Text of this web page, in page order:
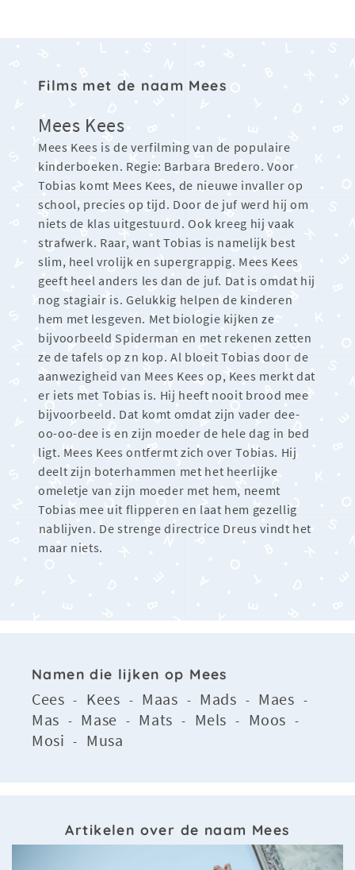
Films met de naam Mees
Mees Kees
Mees Kees is de verfilming van de populaire
kinderboeken. Regie: Barbara Bredero. Voor
Tobias komt Mees Kees, de nieuwe invaller op
school, precies op tijd. Door de juf werd hij om
niets de klas uitgestuurd. Ook kreeg hij vaak
strafwerk. Raar, want Tobias is namelijk best
slim, heel vrolijk en supergrappig. Mees Kees
geeft heel anders les dan de juf. Dat is omdat hij
nog stagiair is. Gelukkig helpen de kinderen
hem met lesgeven. Met biologie kijken ze
bijvoorbeeld Spiderman en met rekenen zetten
ze de tafels op zn kop. Al bloeit Tobias door de
aanwezigheid van Mees Kees op, Kees merkt dat
er iets met Tobias is. Hij heeft nooit brood mee
bijvoorbeeld. Dat komt omdat zijn vader dee-
oo-oo-dee is en zijn moeder de hele dag in bed
ligt. Mees Kees ontfermt zich over Tobias. Hij
deelt zijn boterhammen met het heerlijke
omeletje van zijn moeder met hem, neemt
Tobias mee uit flipperen en laat hem gezellig
nablijven. De strenge directrice Dreus vindt het
maar niets.
Namen die lijken op Mees
Cees - Kees - Maas - Mads - Maes -
Mas - Mase - Mats - Mels - Moos -
Mosi - Musa
Artikelen over de naam Mees